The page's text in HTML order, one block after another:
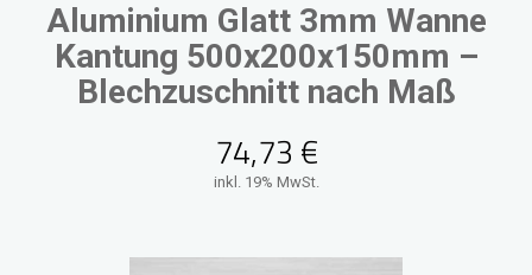
Aluminium Glatt 3mm Wanne
Kantung 500x200x150mm –
Blechzuschnitt nach Maß
74,73 €
inkl. 19% MwSt.